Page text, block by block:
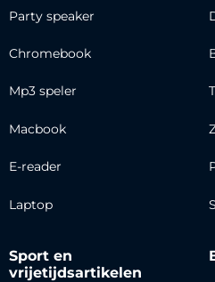
Party speaker
Chromebook
Mp3 speler
Macbook
E-reader
Laptop
Sport en
vrijetijdsartikelen